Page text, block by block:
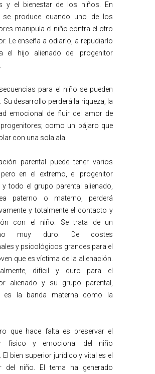
y el bienestar de los niños. En
se produce cuando uno de los
manipula el niño contra el otro
Le enseña a odiarlo, a repudiarlo
el hijo alienado del progenitor
para el niño se pueden
Su desarrollo perderá la riqueza, la
emocional de fluir del amor de
como un pájaro que
con una sola ala.
parental puede tener varios
en el extremo, el progenitor
y todo el grupo parental alienado,
paterno o materno, perderá
y totalmente el contacto y
con el niño. Se trata de un
muy duro. De costes
y psicológicos grandes para el
que es víctima de la alienación.
difícil y duro para el
alienado y su grupo parental,
es la banda materna como la
que hace falta es preservar el
físico y emocional del niño
El bien superior jurídico y vital es el
del niño. El tema ha generado